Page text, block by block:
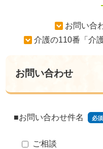
お問い合
介護の110番「介
お問い合わせ
■お問い合わせ件名 必須
ご相談